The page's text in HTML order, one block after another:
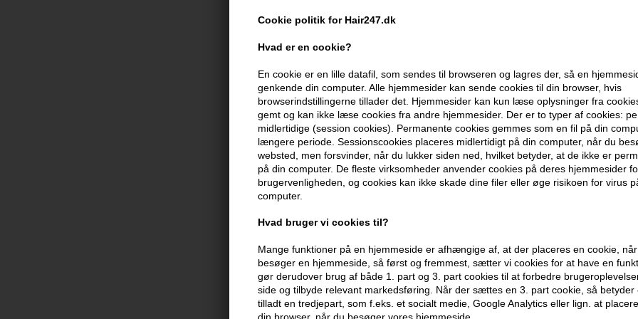
Cookie politik for Hair247.dk
Hvad er en cookie?
En cookie er en lille datafil, som sendes til browseren og lagres der, så en
genkende din computer. Alle hjemmesider kan sende cookies til din browser, hvis
browserindstillingerne tillader det. Hjemmesider kan kun læse oplysninger fra
gemt og kan ikke læse cookies fra andre hjemmesider. Der er to typer af cookies:
midlertidige (session cookies). Permanente cookies gemmes som en fil på din
længere periode. Sessionscookies placeres midlertidigt på din computer, når du
websted, men forsvinder, når du lukker siden ned, hvilket betyder, at de ikke er
på din computer. De fleste virksomheder anvender cookies på deres hjemmesider
brugervenligheden, og cookies kan ikke skade dine filer eller øge risikoen for virus
computer.
Hvad bruger vi cookies til?
Mange funktioner på en hjemmeside er afhængige af, at der placeres en cookie,
besøger en hjemmeside, så først og fremmest, sætter vi cookies for at have en
gør derudover brug af både 1. part og 3. part cookies til at forbedre
side og tilbyde relevant markedsføring. Når der sættes en 3. part cookie, så betyder
tilladt en tredjepart, som f.eks. et socialt medie, Google Analytics eller lign. at
HH Simonsen True Divinity
MK2 Glattejern
748,00 DKK
HH Simonsen Nourishing
Styler
HH
Styler